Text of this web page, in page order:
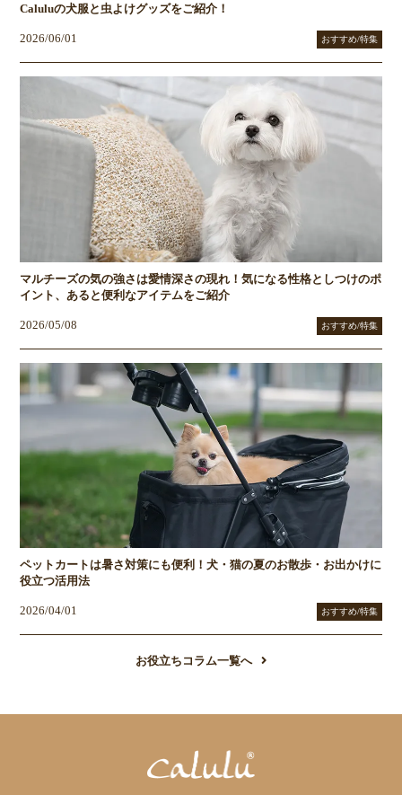
Caluluの犬服と虫よけグッズをご紹介！
2026/06/01 おすすめ/特集
マルチーズの気の強さは愛情深さの現れ！気になる性格としつけのポ
イント、あると便利なアイテムをご紹介
2026/05/08 おすすめ/特集
ペットカートは暑さ対策にも便利！犬・猫の夏のお散歩・お出かけに
役立つ活用法
2026/04/01 おすすめ/特集
お役立ちコラム一覧へ